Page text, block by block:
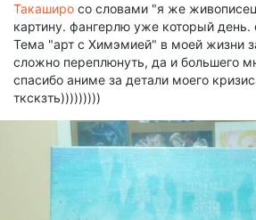
Такаширо со словами "я же
картину. фангерлю уже который день.
Тема "арт с Химэмией" в моей жизни
сложно переплюнуть, да и большего
спасибо аниме за детали моего
ткскзть)))))))))